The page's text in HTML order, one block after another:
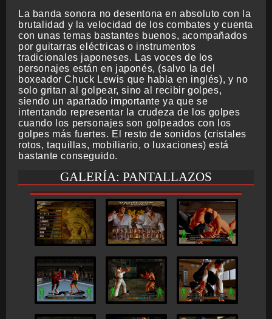
La banda sonora no desentona en absoluto con la
brutalidad y la velocidad de los combates y cuenta
con unas temas bastantes buenos, acompañados
por guitarras eléctricas o instrumentos
tradicionales japoneses. Las voces de los
personajes están en japonés, (salvo la del
boxeador Chuck Lewis que habla en inglés), y no
solo gritan al golpear, sino al recibir golpes,
siendo un apartado importante ya que se
intentando representar la crudeza de los golpes
cuando los personajes son golpeados con los
golpes más fuertes. El resto de sonidos (cristales
rotos, taquillas, mobiliario, o luxaciones) está
bastante conseguido.
GALERÍA: PANTALLAZOS